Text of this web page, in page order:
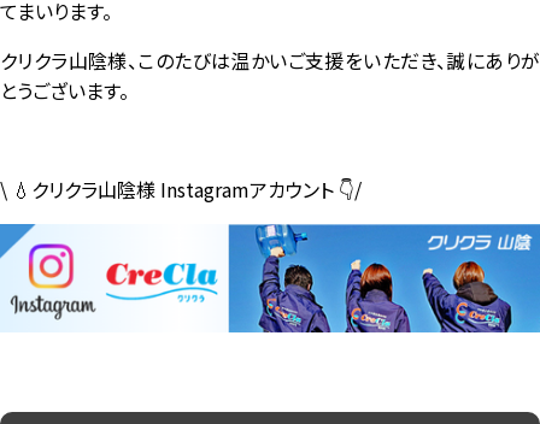
てまいります。
クリクラ山陰様、このたびは温かいご支援をいただき、誠にありが
とうございます。
\ 💧クリクラ山陰様 Instagramアカウント 👇/